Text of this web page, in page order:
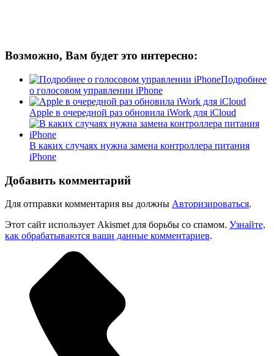
Возможно, Вам будет это интересно:
Подробнее
о голосовом управлении iPhone
Apple в очередной раз обновила iWork для iCloud
В каких случаях нужна замена контроллера питания
iPhone
Добавить комментарий
Для отправки комментария вы должны Авторизироваться.
Этот сайт использует Akismet для борьбы со спамом. Узнайте,
как обрабатываются ваши данные комментариев.